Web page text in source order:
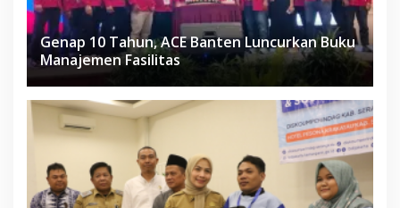
Genap 10 Tahun, ACE Banten Luncurkan Buku
Manajemen Fasilitas